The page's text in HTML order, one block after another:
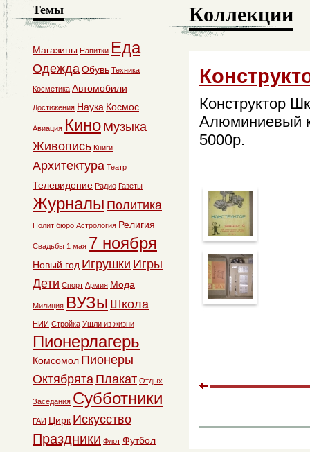
Коллекции
Конструктор
Алюминиевый
5000р.
Темы
Магазины Напитки Еда
ОдеждаОбувь Техника
Косметика Автомобили
Достижения Наука Космос
Авиация Кино Музыка
Живопись Книги
Архитектура Театр
Телевидение Радио Газеты
Журналы Политика
Полит бюро Астрология Религия
Свадьбы 1 мая 7 ноября
Новый год Игрушки Игры
Дети Спорт Армия Мода
Милиция ВУЗы Школа
НИИ Стройка Ушли из жизни
Пионерлагерь
Комсомол Пионеры
Октябрята Плакат Отдых
Заседания Субботники
ГАИ Цирк Искусство
Праздники Флот Футбол